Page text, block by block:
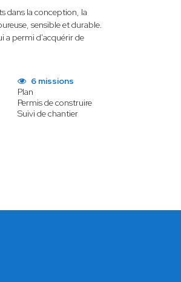
dans la conception, la
sensible et durable.
a permi d'acquérir de
6 missions
Plan
Permis de construire
Suivi de chantier